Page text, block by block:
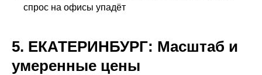
спрос на офисы упадёт
5. ЕКАТЕРИНБУРГ: Масштаб и
умеренные цены